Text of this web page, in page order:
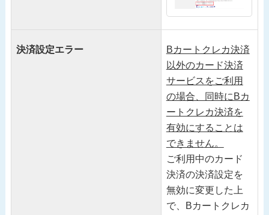
決済設定エラー
Bカートクレカ決済
以外のカード決済
サービスをご利用
の場合、同時にBカ
ートクレカ決済を
有効にすることは
できません。
ご利用中のカード
決済の決済設定を
無効に変更した上
で、Bカートクレカ